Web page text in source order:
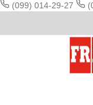
(099) 014-29-27